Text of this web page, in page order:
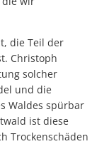
die Teil der
Christoph
solcher
und die
Waldes spürbar
ist diese
Trockenschäden